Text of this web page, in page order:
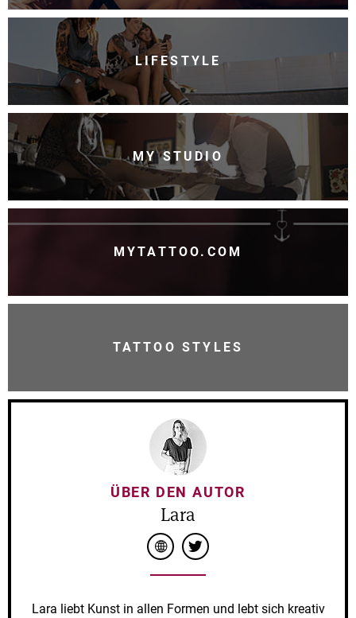
LIFESTYLE
MY STUDIO
MYTATTOO.COM
TATTOO STYLES
ÜBER DEN AUTOR
Lara
Lara liebt Kunst in allen Formen und lebt sich kreativ